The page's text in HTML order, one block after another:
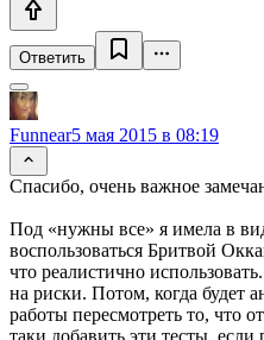
Ответить
Funnear5 мая 2015 в 08:19
Спасибо, очень важное
Под «нужны все» я имела в
воспользоваться Бритвой
что реалистично
на риски. Потом, когда будет
работы пересмотреть то, что
таки добавить эти тесты, если